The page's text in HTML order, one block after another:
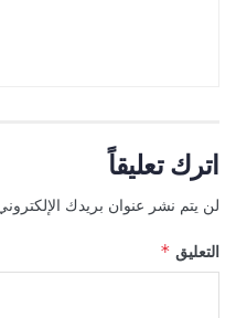
اترك تعليقاً
لن يتم نشر عنوان بريدك
التعليق *